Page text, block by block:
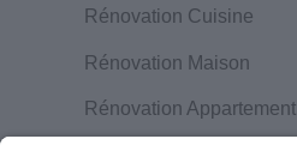
Rénovation Cuisine
Rénovation Maison
Rénovation Appartement